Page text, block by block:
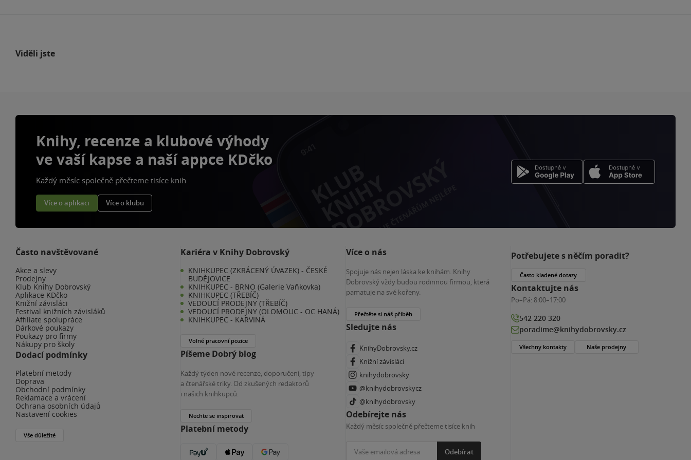
Viděli jste
Knihy, recenze a klubové výhody
ve vaší kapse a naší appce KDčko
Každý měsíc společně přečteme tisíce knih
Více o aplikaci Více o klubu
Často navštěvované
Akce a slevy
Prodejny
Klub Knihy Dobrovský
Aplikace KDčko
Knižní závisláci
Festival knižních závisláků
Affiliate spolupráce
Dárkové poukazy
Poukazy pro firmy
Nákupy pro školy
Dodací podmínky
Platební metody
Doprava
Obchodní podmínky
Reklamace a vrácení
Ochrana osobních údajů
Nastavení cookies
Vše důležité
Kariéra v Knihy Dobrovský
KNIHKUPEC (ZKRÁCENÝ ÚVAZEK) - ČESKÉ
BUDĚJOVICE
KNIHKUPEC - BRNO (Galerie Vaňkovka)
KNIHKUPEC (TŘEBÍČ)
VEDOUCÍ PRODEJNY (TŘEBÍČ)
VEDOUCÍ PRODEJNY (OLOMOUC - OC HANÁ)
KNIHKUPEC - KARVINÁ
Volné pracovní pozice
Píšeme Dobrý blog
Každý týden nové recenze, doporučení, tipy
a čtenářské triky. Od zkušených redaktorů
i našich knihkupců.
Nechte se inspirovat
Platební metody
Více o nás
Spojuje nás nejen láska ke knihám. Knihy
Dobrovský vždy budou rodinnou firmou, která
pamatuje na své kořeny.
Přečtěte si náš příběh
Sledujte nás
KnihyDobrovsky.cz
Knižní závisláci
knihydobrovsky
@knihydobrovskycz
@knihydobrovsky
Odebírejte nás
Každý měsíc společně přečteme tisíce knih
Odebírat
Potřebujete s něčím poradit?
Často kladené dotazy
Kontaktujte nás
Po–Pá: 8:00–17:00
542 220 320
poradime@knihydobrovsky.cz
Všechny kontakty Naše prodejny